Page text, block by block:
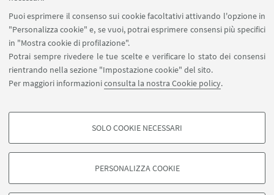
Puoi esprimere il consenso sui cookie facoltativi attivando l'opzione in
"Personalizza cookie" e, se vuoi, potrai esprimere consensi più specifici
in "Mostra cookie di profilazione".
Potrai sempre rivedere le tue scelte e verificare lo stato dei consensi
rientrando nella sezione "Impostazione cookie" del sito.
Per maggiori informazioniconsulta la nostra Cookie policy.
COOKIE DI PROFILAZIONE - FACOLTATIVI
degli utenti, creare profili in base al loro comportamento sul sito, per analisi
di marketing.
SOLO COOKIE NECESSARI
PERSONALIZZA COOKIE
SEGUI UNIBO SU:
APP:
©Copyright 2026 - ALMA MATER STUDIORUM - Università di
Bologna - Via Zamboni, 33 - 40126 Bologna - PI: 01131710376 - CF:
80007010376